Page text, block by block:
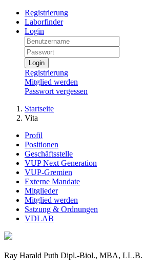
Registrierung
Laborfinder
Login
Login
Registrierung
Mitglied werden
Passwort vergessen
Startseite
Vita
Profil
Positionen
Geschäftsstelle
VUP Next Generation
VUP-Gremien
Externe Mandate
Mitglieder
Mitglied werden
Satzung & Ordnungen
VDLAB
Ray Harald Puth Dipl.-Biol., MBA, LL.B.